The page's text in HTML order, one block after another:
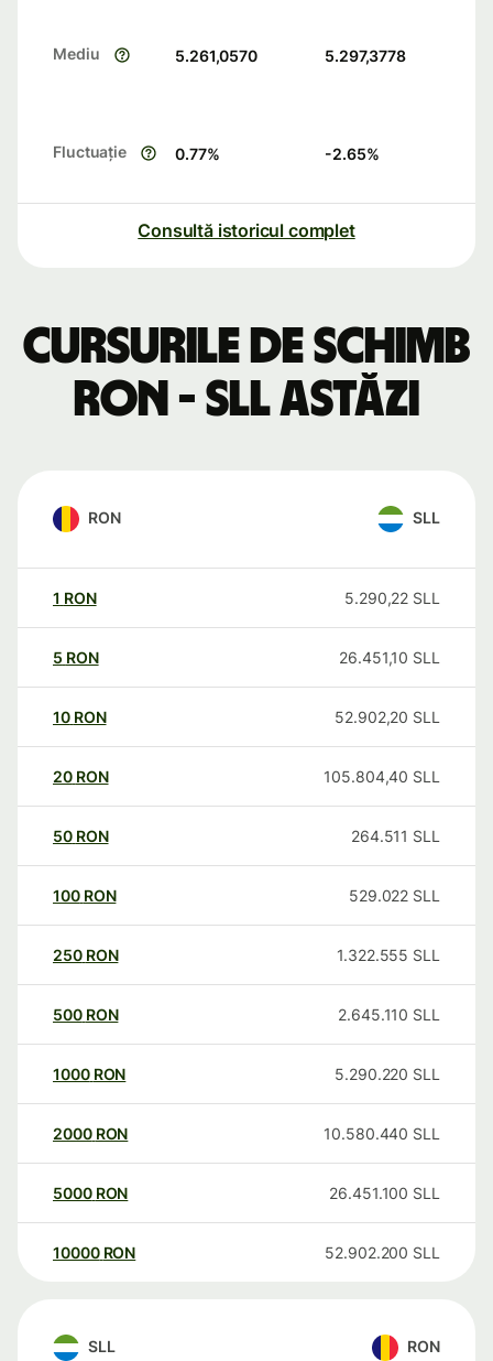
Mediu 5.261,0570 5.297,3778
Fluctuație 0.77% -2.65%
Consultă istoricul complet
Cursurile de schimb
RON - SLL astăzi
RON SLL
1 RON 5.290,22 SLL
5 RON 26.451,10 SLL
10 RON 52.902,20 SLL
20 RON 105.804,40 SLL
50 RON 264.511 SLL
100 RON 529.022 SLL
250 RON 1.322.555 SLL
500 RON 2.645.110 SLL
1000 RON 5.290.220 SLL
2000 RON 10.580.440 SLL
5000 RON 26.451.100 SLL
10000 RON 52.902.200 SLL
SLL RON